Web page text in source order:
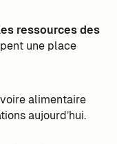
ressources des
une place
alimentaire
aujourd’hui.